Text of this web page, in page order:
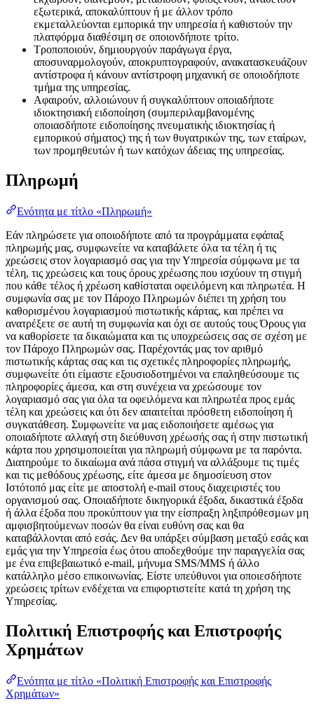
εξωτερικά, αποκαλύπτουν ή με άλλον τρόπο
εκμεταλλεύονται εμπορικά την υπηρεσία ή καθιστούν την
πλατφόρμα διαθέσιμη σε οποιονδήποτε τρίτο.
Τροποποιούν, δημιουργούν παράγωγα έργα,
αποσυναρμολογούν, αποκρυπτογραφούν, ανακατασκευάζουν
αντίστροφα ή κάνουν αντίστροφη μηχανική σε οποιοδήποτε
τμήμα της υπηρεσίας.
Αφαιρούν, αλλοιώνουν ή συγκαλύπτουν οποιαδήποτε
ιδιοκτησιακή ειδοποίηση (συμπεριλαμβανομένης
οποιασδήποτε ειδοποίησης πνευματικής ιδιοκτησίας ή
εμπορικού σήματος) της ή των θυγατρικών της, των εταίρων,
των προμηθευτών ή των κατόχων άδειας της υπηρεσίας.
Πληρωμή
Ενότητα με τίτλο «Πληρωμή»
Εάν πληρώσετε για οποιοδήποτε από τα προγράμματα εφάπαξ
πληρωμής μας, συμφωνείτε να καταβάλετε όλα τα τέλη ή τις
χρεώσεις στον λογαριασμό σας για την Υπηρεσία σύμφωνα με τα
τέλη, τις χρεώσεις και τους όρους χρέωσης που ισχύουν τη στιγμή
που κάθε τέλος ή χρέωση καθίσταται οφειλόμενη και πληρωτέα. Η
συμφωνία σας με τον Πάροχο Πληρωμών διέπει τη χρήση του
καθορισμένου λογαριασμού πιστωτικής κάρτας, και πρέπει να
ανατρέξετε σε αυτή τη συμφωνία και όχι σε αυτούς τους Όρους για
να καθορίσετε τα δικαιώματα και τις υποχρεώσεις σας σε σχέση με
τον Πάροχο Πληρωμών σας. Παρέχοντάς μας τον αριθμό
πιστωτικής κάρτας σας και τις σχετικές πληροφορίες πληρωμής,
συμφωνείτε ότι είμαστε εξουσιοδοτημένοι να επαληθεύσουμε τις
πληροφορίες άμεσα, και στη συνέχεια να χρεώσουμε τον
λογαριασμό σας για όλα τα οφειλόμενα και πληρωτέα προς εμάς
τέλη και χρεώσεις και ότι δεν απαιτείται πρόσθετη ειδοποίηση ή
συγκατάθεση. Συμφωνείτε να μας ειδοποιήσετε αμέσως για
οποιαδήποτε αλλαγή στη διεύθυνση χρέωσής σας ή στην πιστωτική
κάρτα που χρησιμοποιείται για πληρωμή σύμφωνα με τα παρόντα.
Διατηρούμε το δικαίωμα ανά πάσα στιγμή να αλλάξουμε τις τιμές
και τις μεθόδους χρέωσης, είτε άμεσα με δημοσίευση στον
Ιστότοπό μας είτε με αποστολή e-mail στους διαχειριστές του
οργανισμού σας. Οποιαδήποτε δικηγορικά έξοδα, δικαστικά έξοδα
ή άλλα έξοδα που προκύπτουν για την είσπραξη ληξιπρόθεσμων μη
αμφισβητούμενων ποσών θα είναι ευθύνη σας και θα
καταβάλλονται από εσάς. Δεν θα υπάρξει σύμβαση μεταξύ εσάς και
εμάς για την Υπηρεσία έως ότου αποδεχθούμε την παραγγελία σας
με ένα επιβεβαιωτικό e-mail, μήνυμα SMS/MMS ή άλλο
κατάλληλο μέσο επικοινωνίας. Είστε υπεύθυνοι για οποιεσδήποτε
χρεώσεις τρίτων ενδέχεται να επιφορτιστείτε κατά τη χρήση της
Υπηρεσίας.
Πολιτική Επιστροφής και Επιστροφής
Χρημάτων
Ενότητα με τίτλο «Πολιτική Επιστροφής και Επιστροφής
Χρημάτων»